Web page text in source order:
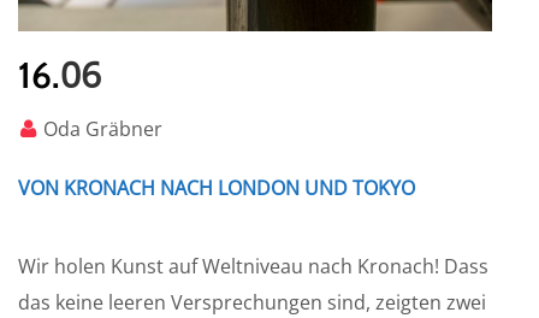
16.06
Oda Gräbner
VON KRONACH NACH LONDON UND TOKYO
Wir holen Kunst auf Weltniveau nach Kronach! Dass
das keine leeren Versprechungen sind, zeigten zwei